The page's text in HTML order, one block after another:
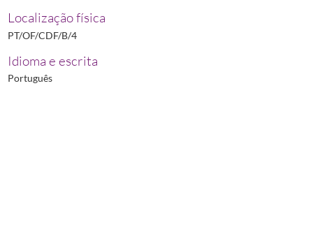
Localização física
PT/OF/CDF/B/4
Idioma e escrita
Português